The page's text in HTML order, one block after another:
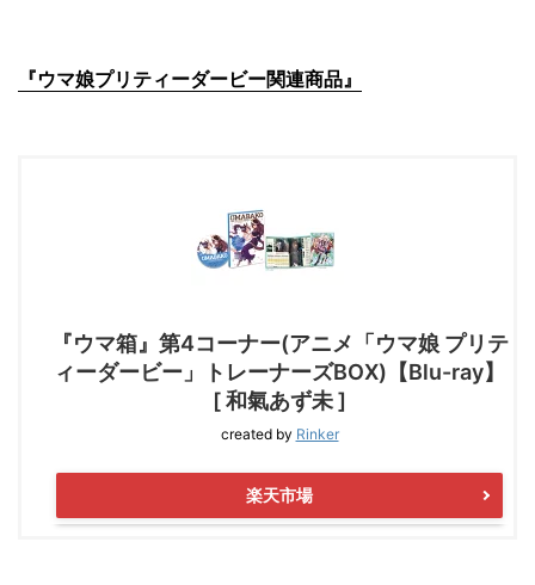
『ウマ娘プリティーダービー関連商品』
『ウマ箱』第4コーナー(アニメ「ウマ娘 プリテ
ィーダービー」トレーナーズBOX)【Blu-ray】
[ 和氣あず未 ]
created by Rinker
楽天市場